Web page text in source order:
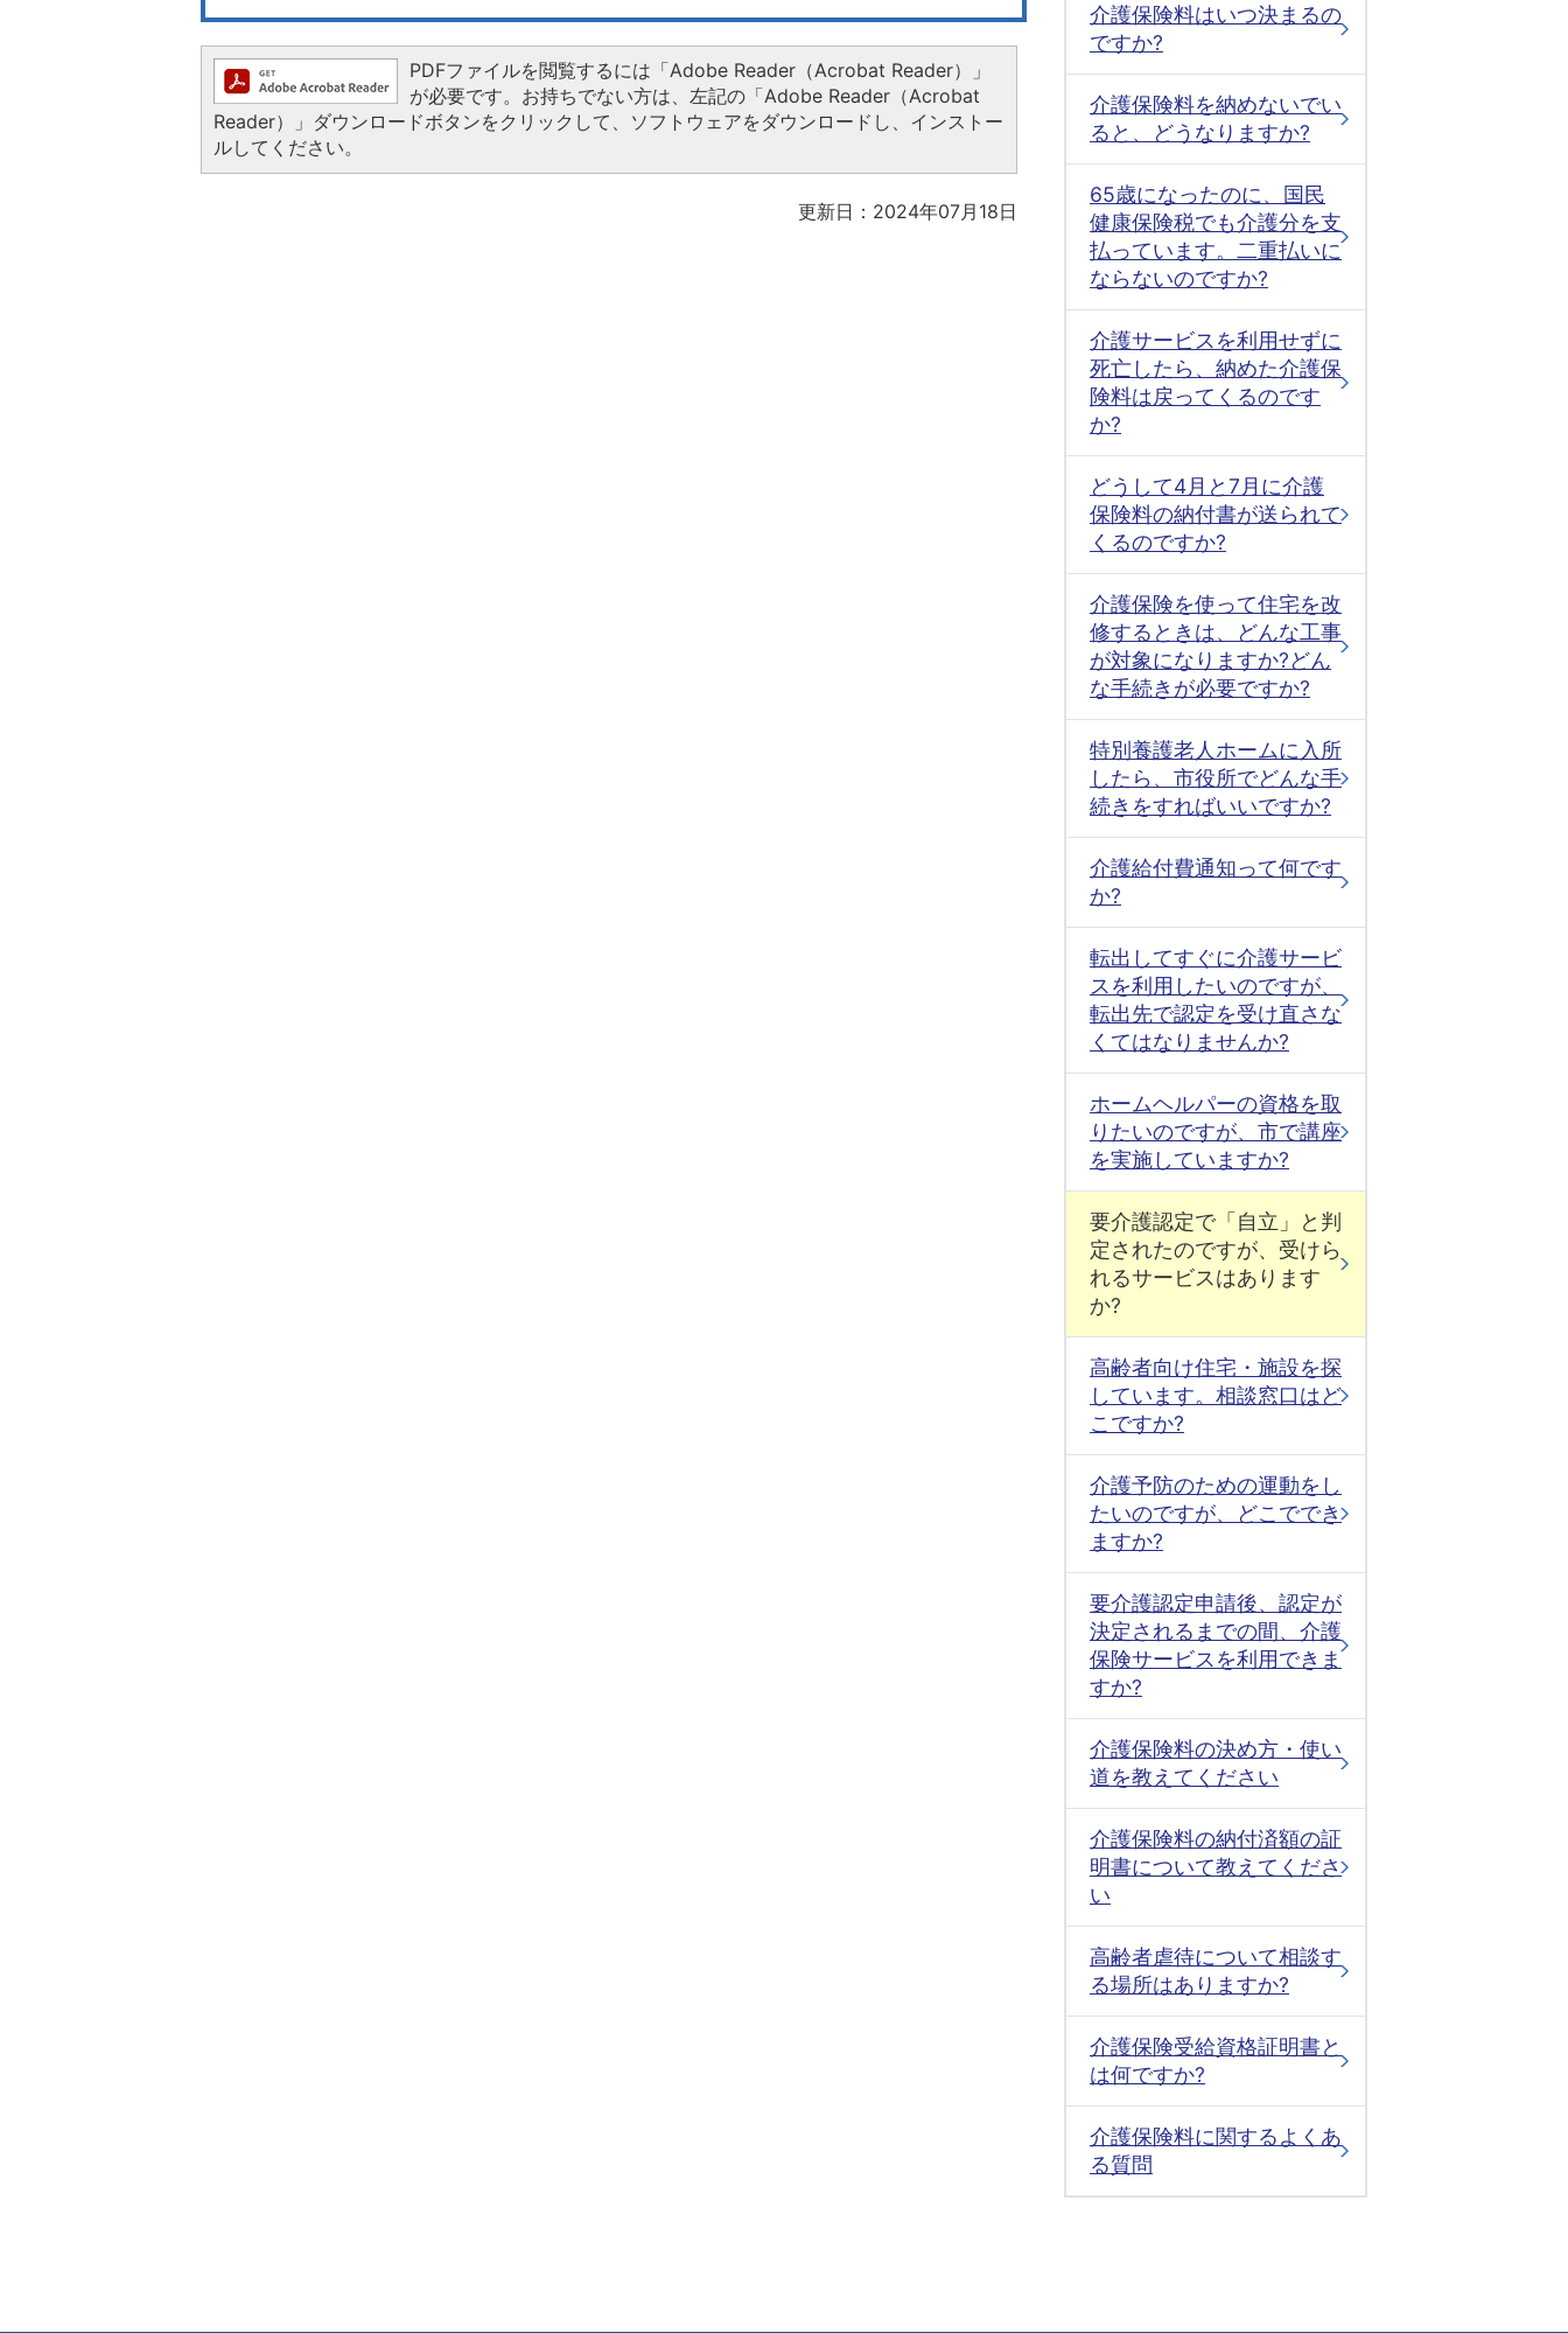
PDFファイルを閲覧するには「Adobe Reader（Acrobat Reader）」
が必要です。お持ちでない方は、左記の「Adobe Reader（Acrobat
Reader）」ダウンロードボタンをクリックして、ソフトウェアをダウンロードし、インストー
ルしてください。
更新日：2024年07月18日
介護保険料はいつ決まるの
ですか?
介護保険料を納めないでい
ると、どうなりますか?
65歳になったのに、国民
健康保険税でも介護分を支
払っています。二重払いに
ならないのですか?
介護サービスを利用せずに
死亡したら、納めた介護保
険料は戻ってくるのです
か?
どうして4月と7月に介護
保険料の納付書が送られて
くるのですか?
介護保険を使って住宅を改
修するときは、どんな工事
が対象になりますか?どん
な手続きが必要ですか?
特別養護老人ホームに入所
したら、市役所でどんな手
続きをすればいいですか?
介護給付費通知って何です
か?
転出してすぐに介護サービ
スを利用したいのですが、
転出先で認定を受け直さな
くてはなりませんか?
ホームヘルパーの資格を取
りたいのですが、市で講座
を実施していますか?
要介護認定で「自立」と判
定されたのですが、受けら
れるサービスはあります
か?
高齢者向け住宅・施設を探
しています。相談窓口はど
こですか?
介護予防のための運動をし
たいのですが、どこででき
ますか?
要介護認定申請後、認定が
決定されるまでの間、介護
保険サービスを利用できま
すか?
介護保険料の決め方・使い
道を教えてください
介護保険料の納付済額の証
明書について教えてくださ
い
高齢者虐待について相談す
る場所はありますか?
介護保険受給資格証明書と
は何ですか?
介護保険料に関するよくあ
る質問